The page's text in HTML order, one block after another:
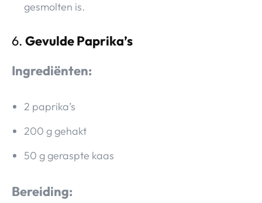
gesmolten is.
6. Gevulde Paprika’s
Ingrediënten:
2 paprika’s
200 g gehakt
50 g geraspte kaas
Bereiding: